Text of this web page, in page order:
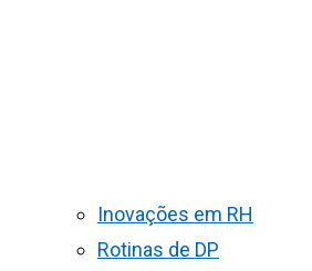
Inovações em RH
Rotinas de DP